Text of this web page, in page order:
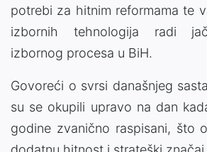
potrebi za hitnim reformama te
izbornih tehnologija radi
izbornog procesa u BiH.
Govoreći o svrsi današnjeg
su se okupili upravo na dan
godine zvanično raspisani, što